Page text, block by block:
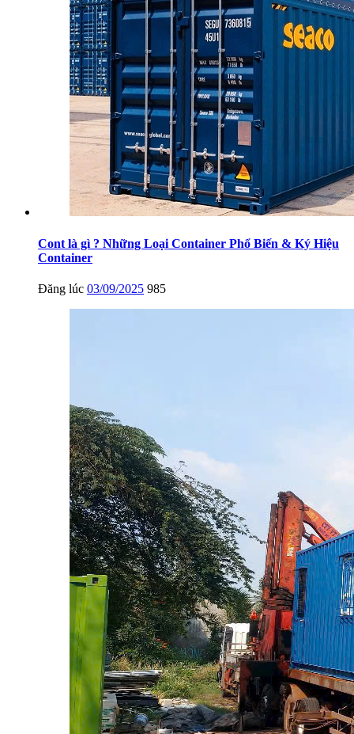
Cont là gì ? Những Loại Container Phổ Biến & Ký Hiệu
Container
Đăng lúc 03/09/2025 985